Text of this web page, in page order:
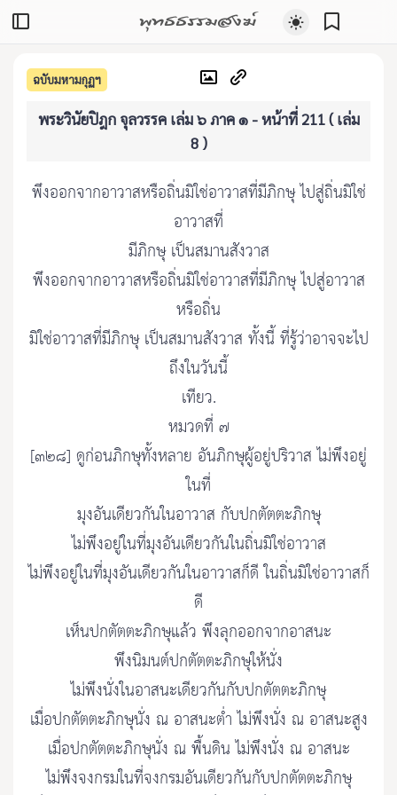
พุทธธรรมสงฆ์
ฉบับมหามกุฏฯ
พระวินัยปิฎก จุลวรรค เล่ม ๖ ภาค ๑ - หน้าที่ 211 ( เล่ม
8 )
พึงออกจากอาวาสหรือถิ่นมิใช่อาวาสที่มีภิกษุ ไปสู่ถิ่นมิใช่
อาวาสที่
มีภิกษุ เป็นสมานสังวาส
พึงออกจากอาวาสหรือถิ่นมิใช่อาวาสที่มีภิกษุ ไปสู่อาวาส
หรือถิ่น
มิใช่อาวาสที่มีภิกษุ เป็นสมานสังวาส ทั้งนี้ ที่รู้ว่าอาจจะไป
ถึงในวันนี้
เทียว.
หมวดที่ ๗
[๓๒๘] ดูก่อนภิกษุทั้งหลาย อันภิกษุผู้อยู่ปริวาส ไม่พึงอยู่
ในที่
มุงอันเดียวกันในอาวาส กับปกตัตตะภิกษุ
ไม่พึงอยู่ในที่มุงอันเดียวกันในถิ่นมิใช่อาวาส
ไม่พึงอยู่ในที่มุงอันเดียวกันในอาวาสก็ดี ในถิ่นมิใช่อาวาสก็
ดี
เห็นปกตัตตะภิกษุแล้ว พึงลุกออกจากอาสนะ
พึงนิมนต์ปกตัตตะภิกษุให้นั่ง
ไม่พึงนั่งในอาสนะเดียวกันกับปกตัตตะภิกษุ
เมื่อปกตัตตะภิกษุนั่ง ณ อาสนะต่ำ ไม่พึงนั่ง ณ อาสนะสูง
เมื่อปกตัตตะภิกษุนั่ง ณ พื้นดิน ไม่พึงนั่ง ณ อาสนะ
ไม่พึงจงกรมในที่จงกรมอันเดียวกันกับปกตัตตะภิกษุ